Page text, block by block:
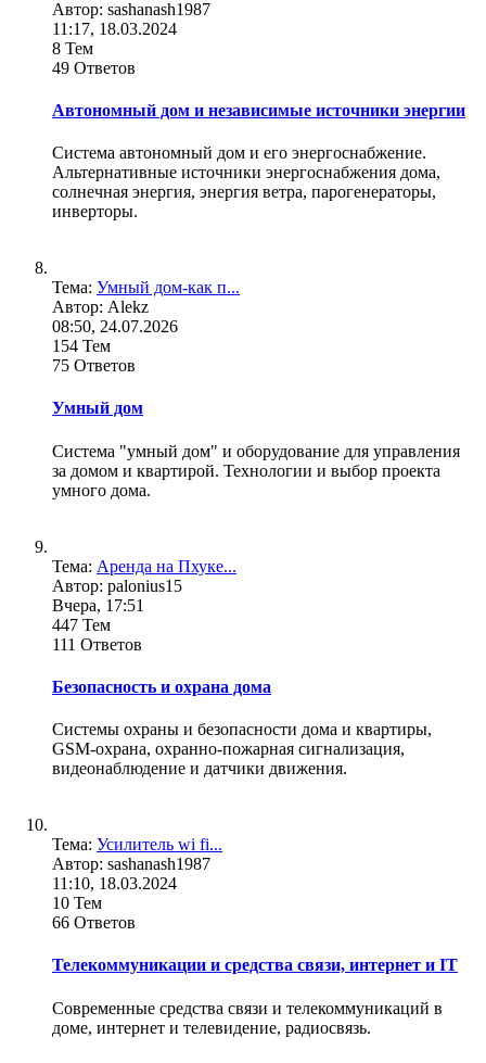
Автор: sashanash1987
11:17, 18.03.2024
8 Тем
49 Ответов
Автономный дом и независимые источники энергии
Система автономный дом и его энергоснабжение.
Альтернативные источники энергоснабжения дома,
солнечная энергия, энергия ветра, парогенераторы,
инверторы.
Тема: Умный дом-как п...
Автор: Alekz
08:50, 24.07.2026
154 Тем
75 Ответов
Умный дом
Система "умный дом" и оборудование для управления
за домом и квартирой. Технологии и выбор проекта
умного дома.
Тема: Аренда на Пхуке...
Автор: palonius15
Вчера, 17:51
447 Тем
111 Ответов
Безопасность и охрана дома
Системы охраны и безопасности дома и квартиры,
GSM-охрана, охранно-пожарная сигнализация,
видеонаблюдение и датчики движения.
Тема: Усилитель wi fi...
Автор: sashanash1987
11:10, 18.03.2024
10 Тем
66 Ответов
Телекоммуникации и средства связи, интернет и IT
Современные средства связи и телекоммуникаций в
доме, интернет и телевидение, радиосвязь.